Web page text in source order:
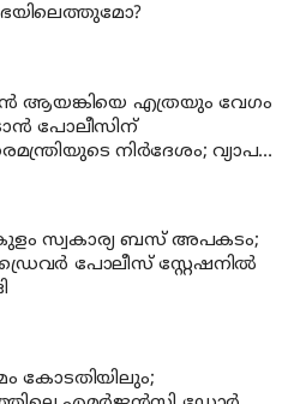
എത്രയും വേഗം
പോലീസിന്
നിര്‍ദേശം; വ്യാപക
സ്വകാര്യ ബസ് അപകടം;
പോലീസ് സ്റ്റേഷനില്‍
കോടതിയിലും;